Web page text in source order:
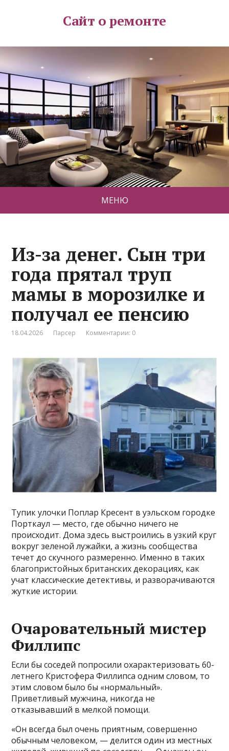
Сайт о ремонте
МЕНЮ
Из-за денег. Сын три
года прятал труп
мамы в морозилке и
получал ее пенсию
18.04.2026 Парсер Комментарии: 0
Тупик улочки Поплар Кресент в уэльском городке
Порткаул — место, где обычно ничего не
происходит. Дома здесь выстроились в узкий круг
вокруг зеленой лужайки, а жизнь сообщества
течет до скучного размеренно. Именно в таких
благопристойных британских декорациях, как
учат классические детективы, и разворачиваются
жуткие истории.
Очаровательный мистер
Филлипс
Если бы соседей попросили охарактеризовать 60-
летнего Кристофера Филлипса одним словом, то
этим словом было бы «нормальный».
Приветливый мужчина, никогда не
отказывавший в мелкой помощи.
«Он всегда был очень приятным, совершенно
обычным человеком, — делится один из местных